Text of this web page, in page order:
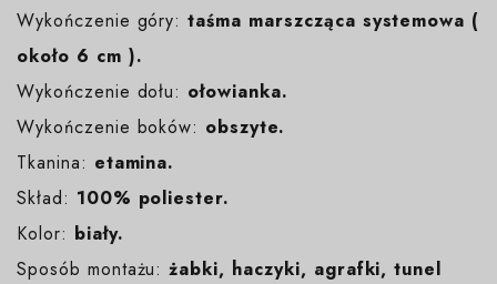
Wykończenie góry:taśma marszcząca systemowa (
około 6 cm ).
Wykończenie dołu: ołowianka.
Wykończenie boków: obszyte.
Tkanina: etamina.
Skład: 100% poliester.
Kolor: biały.
Sposób montażu:żabki, haczyki, agrafki, tunel